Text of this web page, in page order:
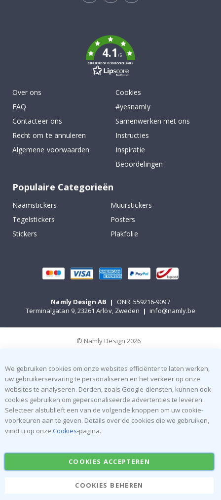
4.1/5
GEBASEERD OP 1030 BEOORDELINGEN
Over ons
FAQ
Contacteer ons
Recht om te annuleren
Algemene voorwaarden
Cookies
#yesnamly
Samenwerken met ons
Instructies
Inspiratie
Beoordelingen
Populaire Categorieën
Naamstickers
Muurstickers
Tegelstickers
Posters
Stickers
Plakfolie
Namly Design AB |
ONR: 559216-9097
Terminalgatan 9, 23261 Arlöv, Zweden | info@namly.be
© Namly Design 2026
We gebruiken cookies om onze websites efficiënter te laten werken,
uw gebruikerservaring te personaliseren en het verkeer op onze
websites te analyseren. Derden, zoals Google-diensten, kunnen ook
cookies gebruiken om gepersonaliseerde advertenties te leveren.
Selecteer alstublieft een van de volgende knoppen om uw cookie-
voorkeuren aan te geven. Details over de cookies die we gebruiken,
vindt u op onze Cookies-pagina.
COOKIES ACCEPTEREN
COOKIES BEHEREN